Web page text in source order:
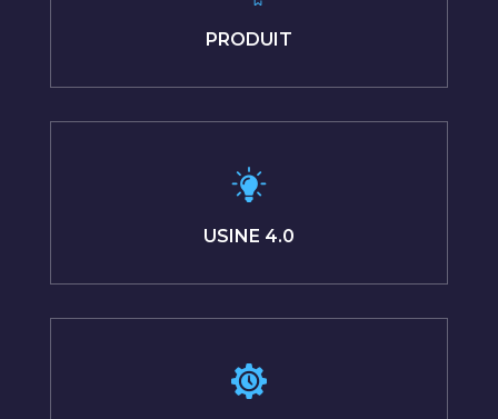
PRODUIT
USINE 4.0